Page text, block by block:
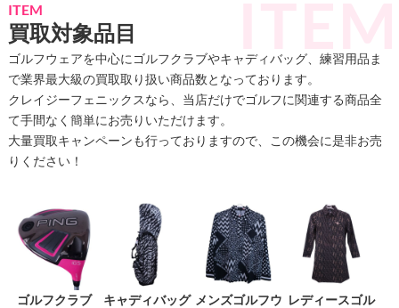
ITEM
買取対象品目
ゴルフウェアを中心にゴルフクラブやキャディバッグ、練習用品ま
で業界最大級の買取取り扱い商品数となっております。
クレイジーフェニックスなら、当店だけでゴルフに関連する商品全
て手間なく簡単にお売りいただけます。
大量買取キャンペーンも行っておりますので、この機会に是非お売
りください！
ゴルフクラブ キャディバッグ メンズゴルフウ レディースゴル